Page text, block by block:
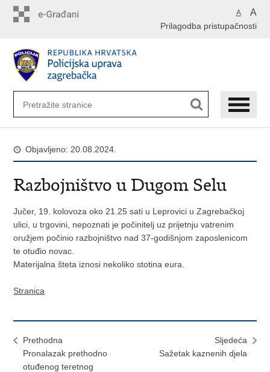
A A
Prilagodba pristupačnosti
Objavljeno: 20.08.2024.
Razbojništvo u Dugom Selu
Jučer, 19. kolovoza oko 21.25 sati u Leprovici u Zagrebačkoj
ulici, u trgovini, nepoznati je počinitelj uz prijetnju vatrenim
oružjem počinio razbojništvo nad 37-godišnjom zaposlenicom
te otuđio novac.
Materijalna šteta iznosi nekoliko stotina eura.
Stranica
Prethodna
Pronalazak prethodno
otuđenog teretnog
Sljedeća
Sažetak kaznenih djela